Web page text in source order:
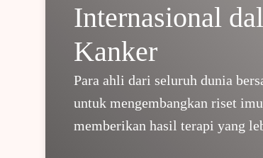
Internasional
Kanker
Para ahli dari seluruh dunia
untuk mengembangkan riset
memberikan hasil terapi yang